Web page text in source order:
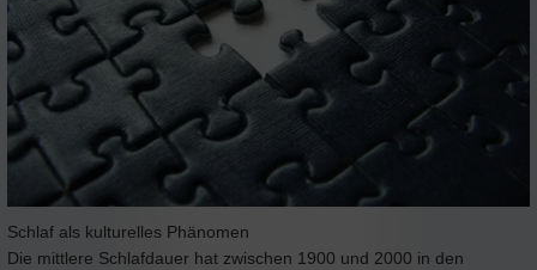
Schlaf als kulturelles Phänomen
Die mittlere Schlafdauer hat zwischen 1900 und 2000 in den